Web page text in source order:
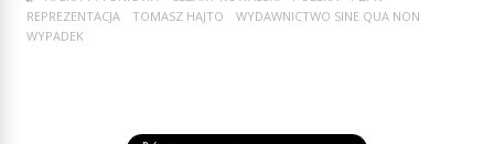
REPREZENTACJA
TOMASZ HAJTO
WYDAWNICTWO SINE QUA NON
WYPADEK